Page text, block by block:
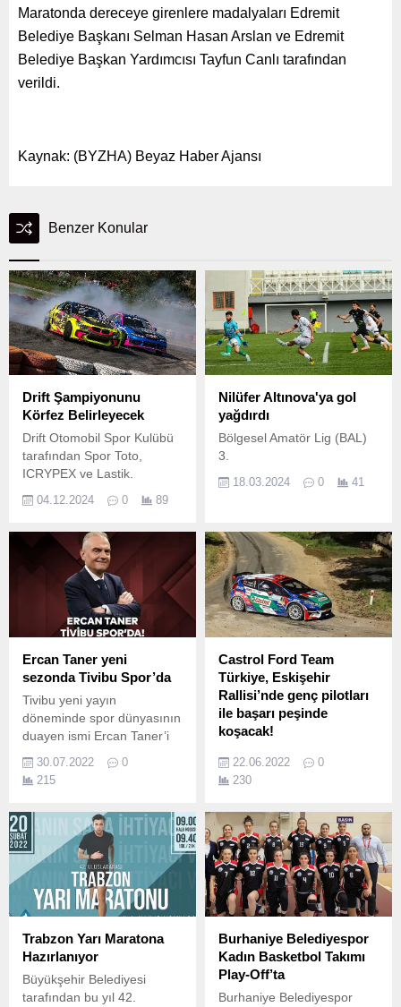
Maratonda dereceye girenlere madalyaları Edremit
Belediye Başkanı Selman Hasan Arslan ve Edremit
Belediye Başkan Yardımcısı Tayfun Canlı tarafından
verildi.
Kaynak: (BYZHA) Beyaz Haber Ajansı
Benzer Konular
Drift Şampiyonunu
Körfez Belirleyecek
Drift Otomobil Spor Kulübü
tarafından Spor Toto,
ICRYPEX ve Lastik.
04.12.2024 0 89
Nilüfer Altınova'ya gol
yağdırdı
Bölgesel Amatör Lig (BAL)
3.
18.03.2024 0 41
Ercan Taner yeni
sezonda Tivibu Spor’da
Tivibu yeni yayın
döneminde spor dünyasının
duayen ismi Ercan Taner’i
30.07.2022
0
215
Castrol Ford Team
Türkiye, Eskişehir
Rallisi’nde genç pilotları
ile başarı peşinde
koşacak!
şampiyonluğunu
kazandırarak adını tarihe
Türkiye, Eskişehir Otomobil
Sporları Kulübü tarafından
düzenlenen, FIA Avrupa
Ralli Kupası’na dahil olan,
Shell Helix 2022 Türkiye
Ralli Şampiyonası’nın 3.
22.06.2022
0
230
Trabzon Yarı Maratona
Hazırlanıyor
Büyükşehir Belediyesi
tarafından bu yıl 42.
Burhaniye Belediyespor
Kadın Basketbol Takımı
Play-Off’ta
Burhaniye Belediyespor